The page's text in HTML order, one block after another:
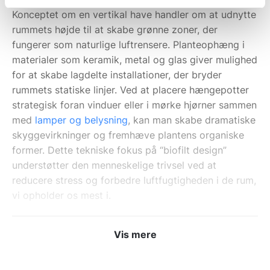
Konceptet om en vertikal have handler om at udnytte
rummets højde til at skabe grønne zoner, der
fungerer som naturlige luftrensere. Planteophæng i
materialer som keramik, metal og glas giver mulighed
for at skabe lagdelte installationer, der bryder
rummets statiske linjer. Ved at placere hængepotter
strategisk foran vinduer eller i mørke hjørner sammen
med lamper og belysning, kan man skabe dramatiske
skyggevirkninger og fremhæve plantens organiske
former. Dette tekniske fokus på “biofilt design”
understøtter den menneskelige trivsel ved at
reducere stress og forbedre luftfugtigheden i de rum,
vi opholder os mest i.
Vis mere